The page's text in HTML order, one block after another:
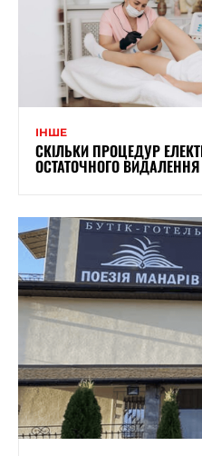
ІНШЕ
СКІЛЬКИ ПРОЦЕДУР
ОСТАТОЧНОГО